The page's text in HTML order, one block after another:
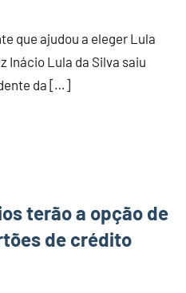
que ajudou a eleger Lula
Inácio Lula da Silva saiu
da […]
terão a opção de
de crédito